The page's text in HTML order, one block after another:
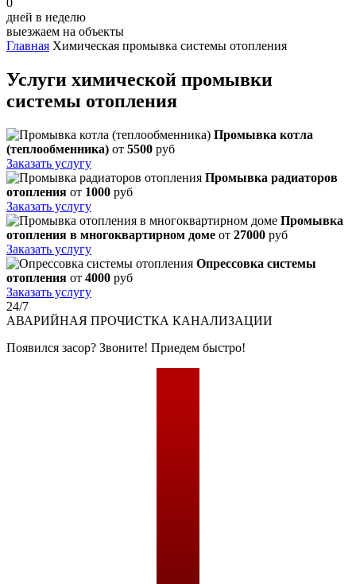
дней в неделю
выезжаем на объекты
Главная Химическая промывка системы отопления
Услуги химической промывки
системы отопления
Промывка котла
(теплообменника) от 5500 руб
Заказать услугу
Промывка радиаторов
отопления от 1000 руб
Заказать услугу
Промывка
отопления в многоквартирном доме от 27000 руб
Заказать услугу
Опрессовка системы
отопления от 4000 руб
Заказать услугу
24/7
АВАРИЙНАЯ ПРОЧИСТКА КАНАЛИЗАЦИИ
Появился засор? Звоните! Приедем быстро!